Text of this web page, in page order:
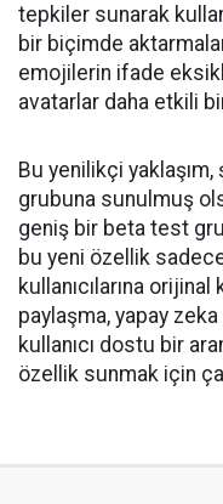
tepkiler sunarak
bir biçimde
emojilerin ifade
avatarlar daha etkili
Bu yenilikçi yaklaşım,
grubuna sunulmuş
geniş bir beta test
bu yeni özellik
kullanıcılarına
paylaşma, yapay
kullanıcı dostu bir
özellik sunmak için